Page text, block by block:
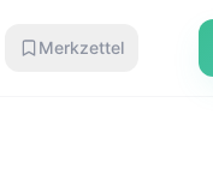
Merkzettel